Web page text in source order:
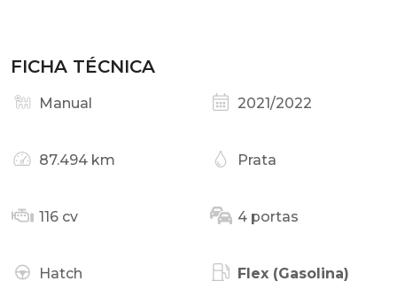
FICHA TÉCNICA
Manual 2021/2022
87.494 km Prata
116 cv 4 portas
Hatch
Flex (Gasolina)